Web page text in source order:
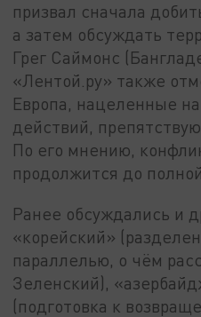
призвал сначала
а затем обсуждать
Грег Саймонс
«Лентой.ру» также
Европа, нацеленные
действий,
По его мнению,
продолжится до
Ранее обсуждались и
«корейский»
параллелью, о чём
Зеленский),
(подготовка к